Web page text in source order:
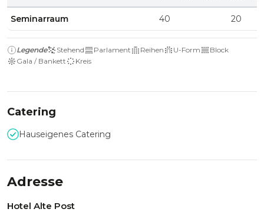
Seminarraum 40 20
Legende Stehend Parlament Reihen U-Form
Block
Gala / Bankett
Kreis
Catering
Hauseigenes Catering
Adresse
Hotel Alte Post